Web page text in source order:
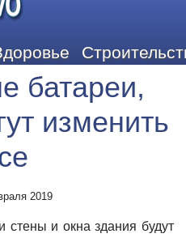
батареи,
изменить
2019
и окна здания будут